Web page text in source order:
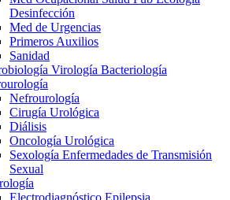
Desinfección
Med de Urgencias
Primeros Auxilios
Sanidad
Virología Bacteriología
Nefrourología
Cirugía Urológica
Diálisis
Oncología Urológica
Sexología Enfermedades de Transmisión
Sexual
Electrodiagnóstico Epilepsia